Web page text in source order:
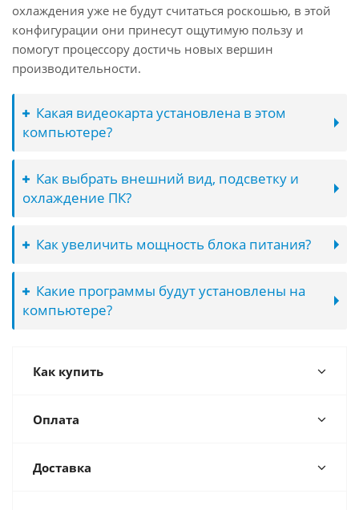
охлаждения уже не будут считаться роскошью, в этой
конфигурации они принесут ощутимую пользу и
помогут процессору достичь новых вершин
производительности.
Какая видеокарта установлена в этом
компьютере?
Как выбрать внешний вид, подсветку и
охлаждение ПК?
Как увеличить мощность блока питания?
Какие программы будут установлены на
компьютере?
Как купить
Оплата
Доставка